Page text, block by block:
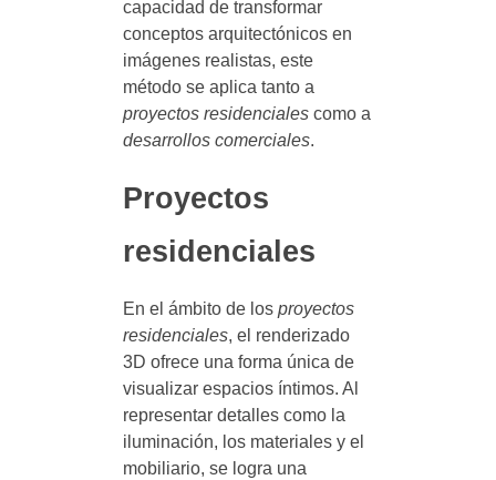
capacidad de transformar
conceptos arquitectónicos en
imágenes realistas, este
método se aplica tanto a
proyectos residencialescomo a
desarrollos comerciales.
Proyectos
residenciales
En el ámbito de los proyectos
residenciales, el renderizado
3D ofrece una forma única de
visualizar espacios íntimos. Al
representar detalles como la
iluminación, los materiales y el
mobiliario, se logra una